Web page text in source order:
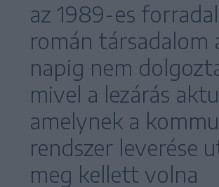
az 1989-es
román társadalom
napig nem
mivel a lezárás
amelynek a
rendszer leverése
meg kellett volna